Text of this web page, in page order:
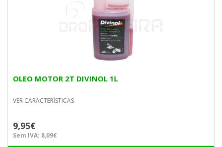
OLEO MOTOR 2T DIVINOL 1L
VER CARACTERÍSTICAS
9,95€
Sem IVA: 8,09€